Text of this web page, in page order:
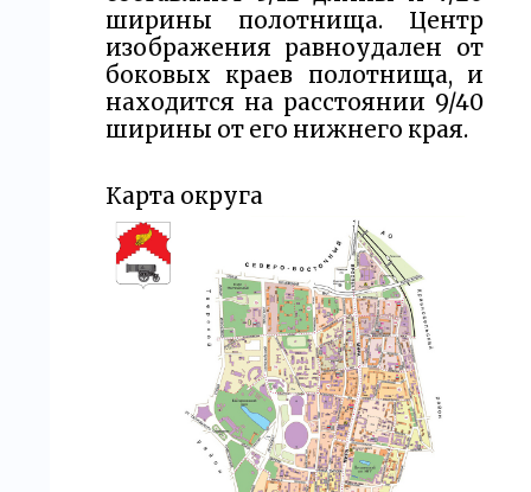
ширины полотнища. Центр
изображения равноудален от
боковых краев полотнища, и
находится на расстоянии 9/40
ширины от его нижнего края.
Карта округа